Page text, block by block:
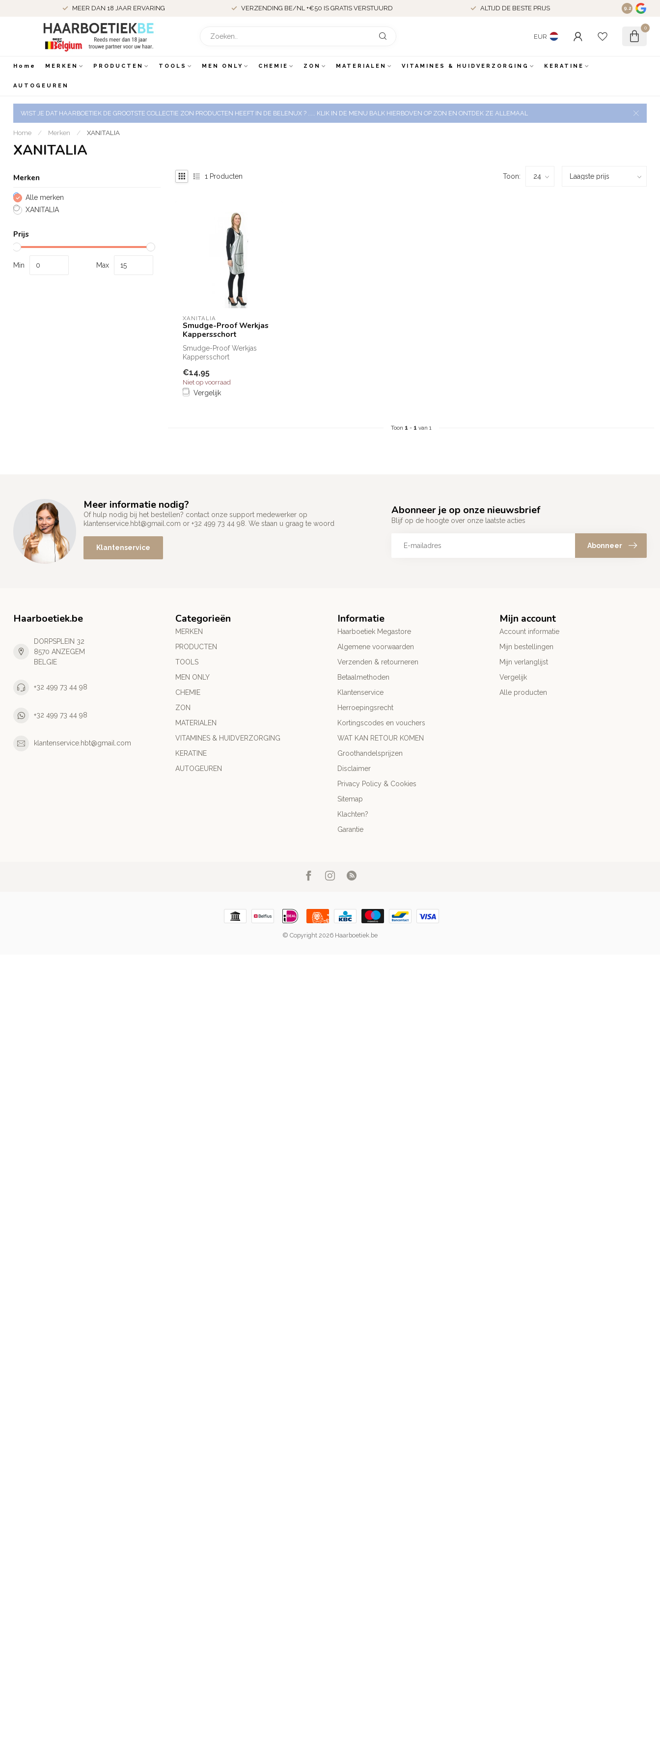
MEER DAN 18 JAAR ERVARING VERZENDING BE/NL +€50 IS GRATIS VERSTUURD ALTIJD DE BESTE PRIJS 9.2
EUR
0
Home MERKEN PRODUCTEN TOOLS MEN ONLY CHEMIE ZON MATERIALEN VITAMINES & HUIDVERZORGING KERATINE
AUTOGEUREN
WIST JE DAT HAARBOETIEK DE GROOTSTE COLLECTIE ZON PRODUCTEN HEEFT IN DE BELENUX ? ..... KLIK IN DE MENU BALK HIERBOVEN OP ZON EN ONTDEK ZE ALLEMAAL
Home / Merken / XANITALIA
XANITALIA
Merken
Alle merken
XANITALIA
Prijs
Min Max
1 Producten Toon:
XANITALIA
Smudge-Proof Werkjas
Kappersschort
Smudge-Proof Werkjas
Kappersschort
€14,95
Niet op voorraad
Vergelijk
Toon 1 - 1 van 1
Meer informatie nodig?
Of hulp nodig bij het bestellen? contact onze support medewerker op
klantenservice.hbt@gmail.com or +32 499 73 44 98. We staan u graag te woord
Klantenservice
Abonneer je op onze nieuwsbrief
Blijf op de hoogte over onze laatste acties
Abonneer
Haarboetiek.be
DORPSPLEIN 32
8570 ANZEGEM
BELGIE
+32 499 73 44 98
+32 499 73 44 98
klantenservice.hbt@gmail.com
Categorieën
MERKEN
PRODUCTEN
TOOLS
MEN ONLY
CHEMIE
ZON
MATERIALEN
VITAMINES & HUIDVERZORGING
KERATINE
AUTOGEUREN
Informatie
Haarboetiek Megastore
Algemene voorwaarden
Verzenden & retourneren
Betaalmethoden
Klantenservice
Herroepingsrecht
Kortingscodes en vouchers
WAT KAN RETOUR KOMEN
Groothandelsprijzen
Disclaimer
Privacy Policy & Cookies
Sitemap
Klachten?
Garantie
Mijn account
Account informatie
Mijn bestellingen
Mijn verlanglijst
Vergelijk
Alle producten
© Copyright 2026 Haarboetiek.be